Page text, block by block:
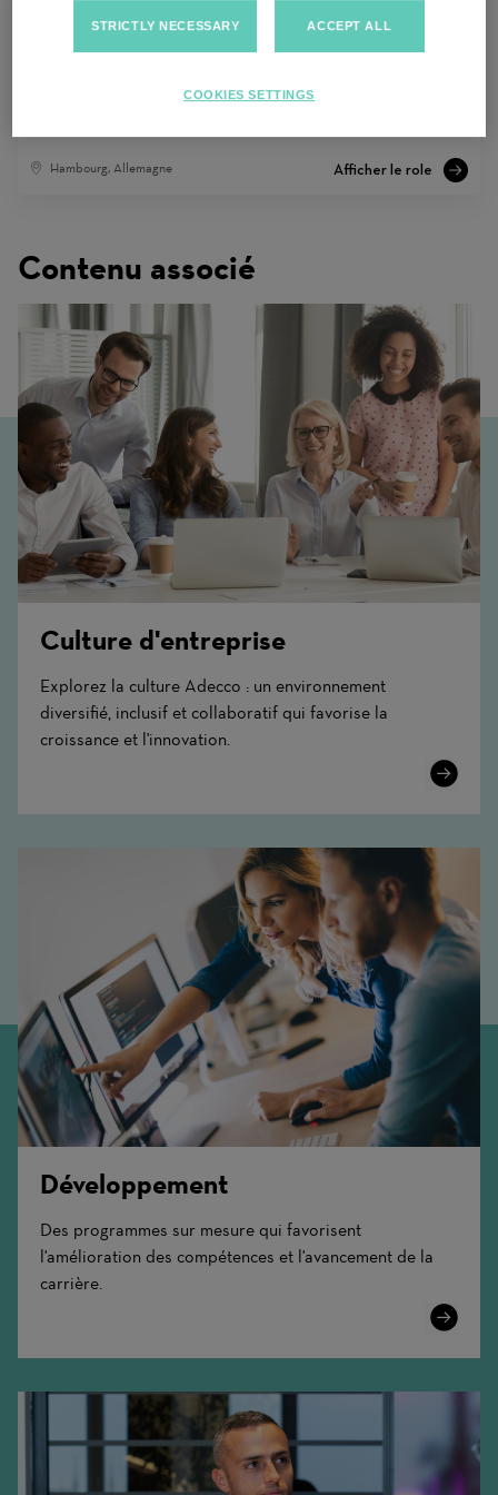
kaufmännischen Bereich
Hambourg, Allemagne
Contenu associé
Culture d'entreprise
Explorez la culture Adecco : un environnement
diversifié, inclusif et collaboratif qui favorise la
croissance et l'innovation.
Learn
Développement
Des programmes sur mesure qui favorisent
l'amélioration des compétences et l'avancement de la
carrière.
Learn
STRICTLY NECESSARY ACCEPT ALL
COOKIES SETTINGS